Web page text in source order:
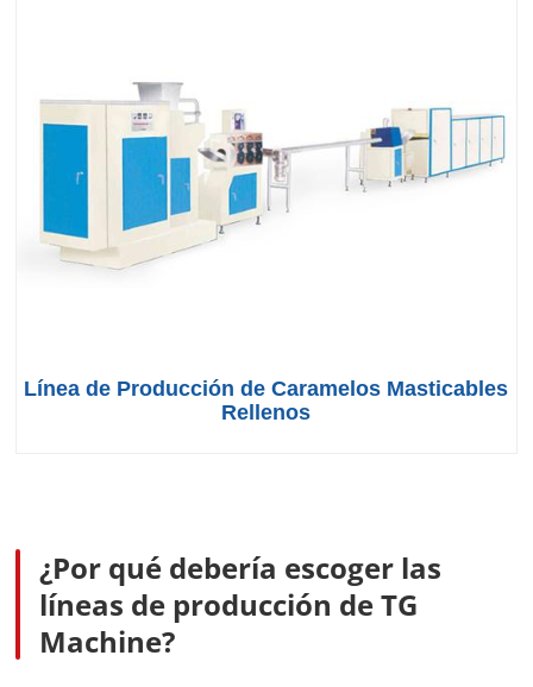
Línea de Producción de Caramelos Masticables
Rellenos
¿Por qué debería escoger las
líneas de producción de TG
Machine?